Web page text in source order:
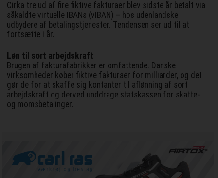
Cirka tre ud af fire fiktive fakturaer blev sidste år betalt via
såkaldte virtuelle IBANs (vIBAN) – hos udenlandske
udbydere af betalingstjenester. Tendensen ser ud til at
fortsætte i år.
Løn til sort arbejdskraft
Brugen af fakturafabrikker er omfattende. Danske
virksomheder køber fiktive fakturaer for milliarder, og det
gør de for at skaffe sig kontanter til aflønning af sort
arbejdskraft og derved unddrage statskassen for skatte-
og momsbetalinger.